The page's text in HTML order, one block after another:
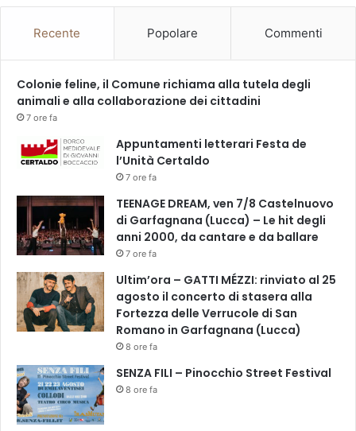
Recente Popolare Commenti
Colonie feline, il Comune richiama alla tutela degli
animali e alla collaborazione dei cittadini
7 ore fa
Appuntamenti letterari Festa de
l’Unità Certaldo
7 ore fa
TEENAGE DREAM, ven 7/8 Castelnuovo
di Garfagnana (Lucca) – Le hit degli
anni 2000, da cantare e da ballare
7 ore fa
Ultim’ora – GATTI MÉZZI: rinviato al 25
agosto il concerto di stasera alla
Fortezza delle Verrucole di San
Romano in Garfagnana (Lucca)
8 ore fa
SENZA FILI – Pinocchio Street Festival
8 ore fa